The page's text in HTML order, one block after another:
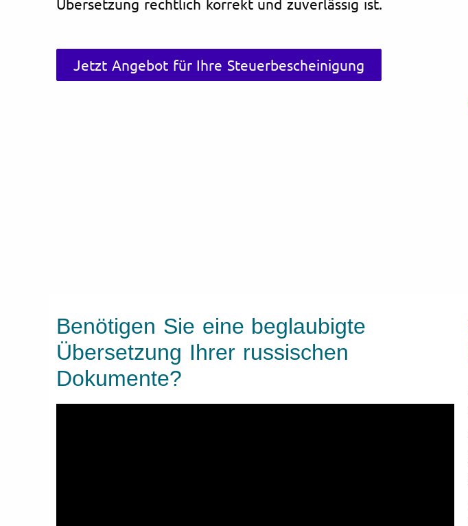
Jetzt Angebot für Ihre Steuerbescheinigung
Benötigen Sie eine beglaubigte
Übersetzung Ihrer russischen
Dokumente?